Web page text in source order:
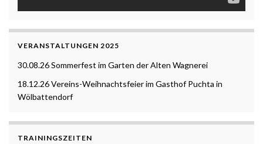
VERANSTALTUNGEN 2025
30.08.26 Sommerfest im Garten der Alten Wagnerei
18.12.26 Vereins-Weihnachtsfeier im Gasthof Puchta in
Wölbattendorf
TRAININGSZEITEN